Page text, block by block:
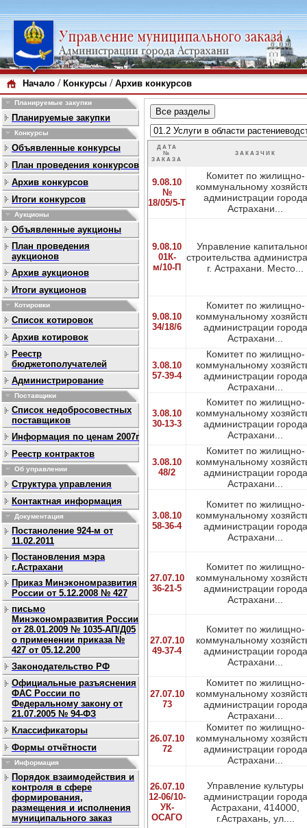
Начало / Конкурсы / Архив конкурсов
Планируемые закупки
Планируемые закупки
Конкурсы
Объявленные конкурсы
План проведения конкурсов
Архив конкурсов
Итоги конкурсов
Аукционы
Объявленные аукционы
План проведения
аукционов
Архив аукционов
Итоги аукционов
Котировки
Список котировок
Архив котировок
Реестр
бюджетополучателей
Администрирование
Поставщики
Список недобросовестных
поставщиков
Информация по ценам 2007г
Реестр контрактов
Об управлении
Структура управления
Контактная информация
Документация
Постаноление 924-м от
11.02.2011
Постановления мэра
г.Астрахани
Приказ Минэкономразвития
России от 5.12.2008 № 427
письмо
Минэкономразвития России
от 28.01.2009 № 1035-АП/Д05
о применении приказа №
427 от 05.12.200
Законодательство РФ
Официальные разъяснения
ФАС России по
Федеральному закону от
21.07.2005 № 94-ФЗ
Классификаторы
Формы отчётности
Информация
Порядок взаимодействия и
контроля в сфере
формирования,
размещения и исполнения
муниципального заказ
ДАТА
№
ЗАКАЗА
ЗАКАЗЧИК
9.08.10
№
18/05/5-Т
Комитет по жилищно-
коммунальному
администрации города
Астрахани...
9.08.10
01К-
м/10-П
Управление
строительства
г. Астрахани. Место...
9.08.10
34/18/6
Комитет по жилищно-
коммунальному
администрации города
Астрахани...
3.08.10
57-39-4
Комитет по жилищно-
коммунальному
администрации города
Астрахани...
3.08.10
30-13-3
Комитет по жилищно-
коммунальному
администрации города
Астрахани...
3.08.10
48/2
Комитет по жилищно-
коммунальному
администрации города
Астрахани...
3.08.10
58-36-4
Комитет по жилищно-
коммунальному
администрации города
Астрахани...
27.07.10
36-21-5
Комитет по жилищно-
коммунальному
администрации города
Астрахани...
27.07.10
49-37-4
Комитет по жилищно-
коммунальному
администрации города
Астрахани...
27.07.10
73
Комитет по жилищно-
коммунальному
администрации города
Астрахани...
26.07.10
72
Комитет по жилищно-
коммунальному
администрации города
Астрахани...
26.07.10
12-06/10-
УК-
ОСАГО
Управление культуры
администрации города
Астрахани, 414000,
г.Астрахань, ул....